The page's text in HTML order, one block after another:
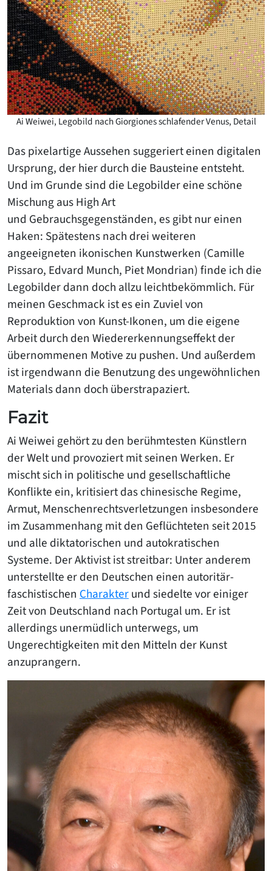
Ai Weiwei, Legobild nach Giorgiones schlafender Venus, Detail
Das pixelartige Aussehen suggeriert einen digitalen
Ursprung, der hier durch die Bausteine entsteht.
Und im Grunde sind die Legobilder eine schöne
Mischung aus High Art
und Gebrauchsgegenständen, es gibt nur einen
Haken: Spätestens nach drei weiteren
angeeigneten ikonischen Kunstwerken (Camille
Pissaro, Edvard Munch, Piet Mondrian) finde ich die
Legobilder dann doch allzu leichtbekömmlich. Für
meinen Geschmack ist es ein Zuviel von
Reproduktion von Kunst-Ikonen, um die eigene
Arbeit durch den Wiedererkennungseffekt der
übernommenen Motive zu pushen. Und außerdem
ist irgendwann die Benutzung des ungewöhnlichen
Materials dann doch überstrapaziert.
Fazit
Ai Weiwei gehört zu den berühmtesten Künstlern
der Welt und provoziert mit seinen Werken. Er
mischt sich in politische und gesellschaftliche
Konflikte ein, kritisiert das chinesische Regime,
Armut, Menschenrechtsverletzungen insbesondere
im Zusammenhang mit den Geflüchteten seit 2015
und alle diktatorischen und autokratischen
Systeme. Der Aktivist ist streitbar: Unter anderem
unterstellte er den Deutschen einen autoritär-
faschistischen Charakterund siedelte vor einiger
Zeit von Deutschland nach Portugal um. Er ist
allerdings unermüdlich unterwegs, um
Ungerechtigkeiten mit den Mitteln der Kunst
anzuprangern.